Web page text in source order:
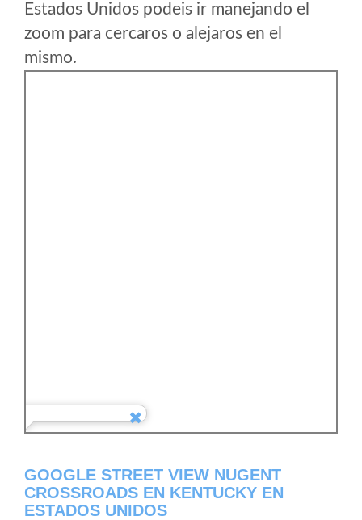
Estados Unidos podeis ir manejando el
zoom para cercaros o alejaros en el
mismo.
GOOGLE STREET VIEW NUGENT
CROSSROADS EN KENTUCKY EN
ESTADOS UNIDOS